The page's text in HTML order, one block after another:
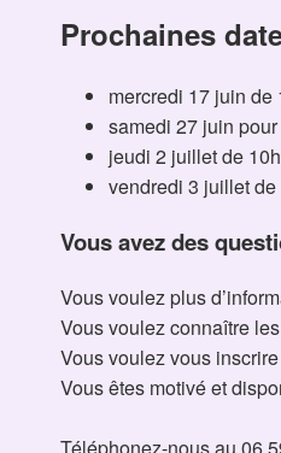
Prochaines
mercredi 17 juin de
samedi 27 juin
jeudi 2 juillet de
vendredi 3 juillet
Vous avez des
Vous voulez plus
Vous voulez connaître
Vous voulez vous
Vous êtes motivé et
Téléphonez-nous au 06